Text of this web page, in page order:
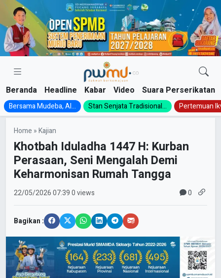
Skip
content
Beranda Headline Kabar Video Suara Perserikatan
Bersama Mudeba, Al... Stan Senjata Tradisional... Pertemuan
Home »Kajian
Khotbah Iduladha 1447 H: Kurban
Perasaan, Seni Mengalah Demi
Keharmonisan Rumah Tangga
22/05/202607:390 views 0
Bagikan :